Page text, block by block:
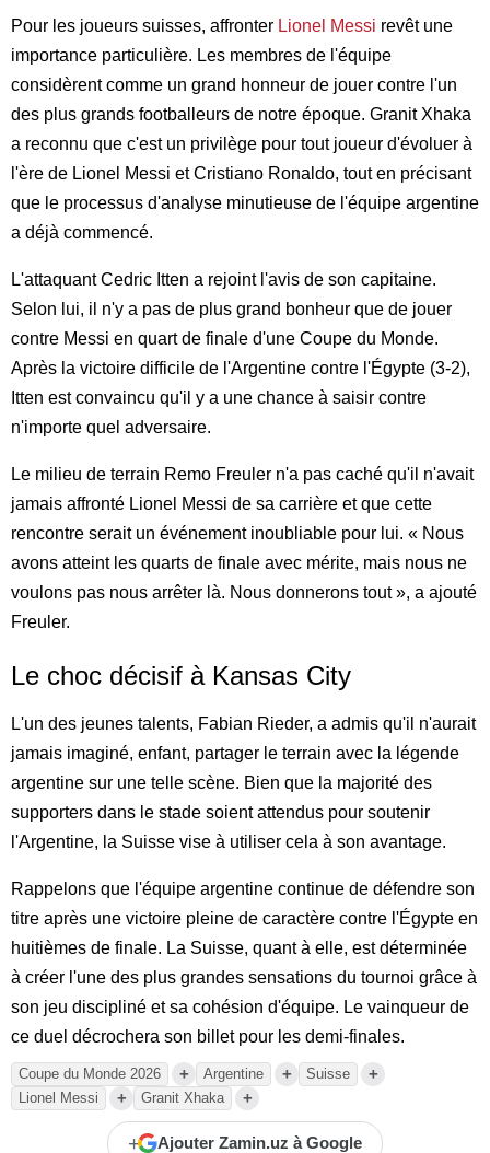
Pour les joueurs suisses, affronter Lionel Messi revêt une
importance particulière. Les membres de l'équipe
considèrent comme un grand honneur de jouer contre l'un
des plus grands footballeurs de notre époque. Granit Xhaka
a reconnu que c'est un privilège pour tout joueur d'évoluer à
l'ère de Lionel Messi et Cristiano Ronaldo, tout en précisant
que le processus d'analyse minutieuse de l'équipe argentine
a déjà commencé.
L'attaquant Cedric Itten a rejoint l'avis de son capitaine.
Selon lui, il n'y a pas de plus grand bonheur que de jouer
contre Messi en quart de finale d'une Coupe du Monde.
Après la victoire difficile de l'Argentine contre l'Égypte (3-2),
Itten est convaincu qu'il y a une chance à saisir contre
n'importe quel adversaire.
Le milieu de terrain Remo Freuler n'a pas caché qu'il n'avait
jamais affronté Lionel Messi de sa carrière et que cette
rencontre serait un événement inoubliable pour lui. « Nous
avons atteint les quarts de finale avec mérite, mais nous ne
voulons pas nous arrêter là. Nous donnerons tout », a ajouté
Freuler.
Le choc décisif à Kansas City
L'un des jeunes talents, Fabian Rieder, a admis qu'il n'aurait
jamais imaginé, enfant, partager le terrain avec la légende
argentine sur une telle scène. Bien que la majorité des
supporters dans le stade soient attendus pour soutenir
l'Argentine, la Suisse vise à utiliser cela à son avantage.
Rappelons que l'équipe argentine continue de défendre son
titre après une victoire pleine de caractère contre l'Égypte en
huitièmes de finale. La Suisse, quant à elle, est déterminée
à créer l'une des plus grandes sensations du tournoi grâce à
son jeu discipliné et sa cohésion d'équipe. Le vainqueur de
ce duel décrochera son billet pour les demi-finales.
Coupe du Monde 2026 + Argentine + Suisse +
Lionel Messi + Granit Xhaka +
+ Ajouter Zamin.uz à Google